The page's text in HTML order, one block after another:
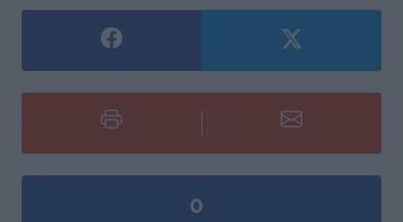
0